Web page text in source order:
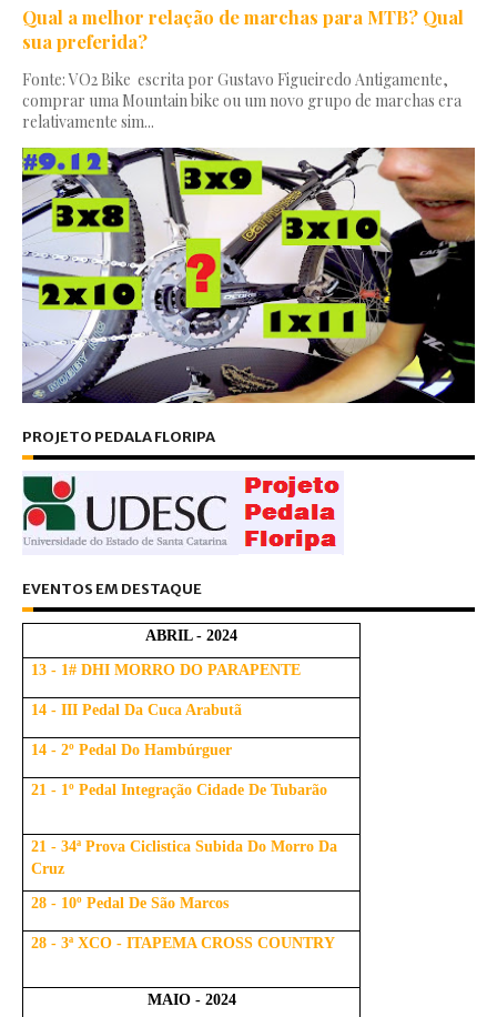
Qual a melhor relação de marchas para MTB? Qual
sua preferida?
Fonte: VO2 Bike escrita por Gustavo Figueiredo Antigamente,
comprar uma Mountain bike ou um novo grupo de marchas era
relativamente sim...
PROJETO PEDALA FLORIPA
EVENTOS EM DESTAQUE
ABRIL - 2024
13 - 1# DHI MORRO DO PARAPENTE
14 - III Pedal Da Cuca Arabutã
14 - 2º Pedal Do Hambúrguer
21 - 1º Pedal Integração Cidade De Tubarão
21 - 34ª Prova Ciclistica Subida Do Morro Da
Cruz
28 - 10º Pedal De São Marcos
28 - 3ª XCO - ITAPEMA CROSS COUNTRY
MAIO - 2024